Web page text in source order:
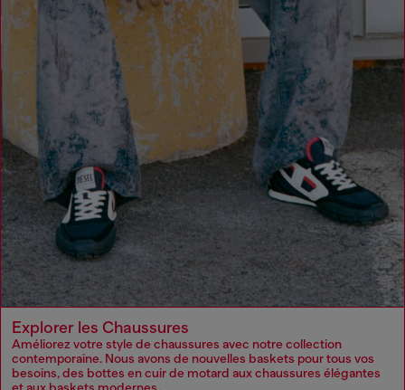
Explorer les Chaussures
Améliorez votre style de chaussures avec notre collection
contemporaine. Nous avons de nouvelles baskets pour tous vos
besoins, des bottes en cuir de motard aux chaussures élégantes